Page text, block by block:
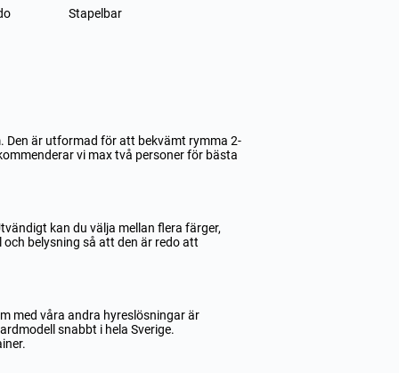
Stapelbar
Den är utformad för att bekvämt rymma 2-
vi max två personer för bästa
kan du välja mellan flera färger,
belysning så att den är redo att
med våra andra hyreslösningar är
snabbt i hela Sverige.
.